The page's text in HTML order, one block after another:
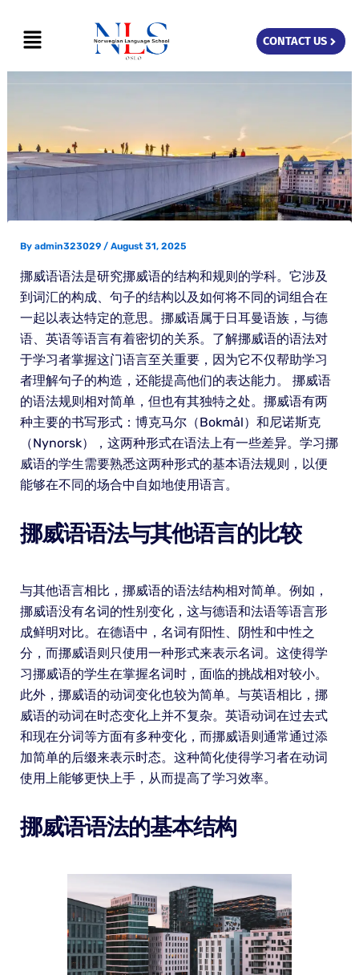
content
Menu CONTACT US
By admin323029 / August 31, 2025
挪威语语法是研究挪威语的结构和规则的学科。它涉及
到词汇的构成、句子的结构以及如何将不同的词组合在
一起以表达特定的意思。挪威语属于日耳曼语族，与德
语、英语等语言有着密切的关系。了解挪威语的语法对
于学习者掌握这门语言至关重要，因为它不仅帮助学习
者理解句子的构造，还能提高他们的表达能力。 挪威语
的语法规则相对简单，但也有其独特之处。挪威语有两
种主要的书写形式：博克马尔（Bokmål）和尼诺斯克
（Nynorsk），这两种形式在语法上有一些差异。学习挪
威语的学生需要熟悉这两种形式的基本语法规则，以便
能够在不同的场合中自如地使用语言。
挪威语语法与其他语言的比较
与其他语言相比，挪威语的语法结构相对简单。例如，
挪威语没有名词的性别变化，这与德语和法语等语言形
成鲜明对比。在德语中，名词有阳性、阴性和中性之
分，而挪威语则只使用一种形式来表示名词。这使得学
习挪威语的学生在掌握名词时，面临的挑战相对较小。
此外，挪威语的动词变化也较为简单。与英语相比，挪
威语的动词在时态变化上并不复杂。英语动词在过去式
和现在分词等方面有多种变化，而挪威语则通常通过添
加简单的后缀来表示时态。这种简化使得学习者在动词
使用上能够更快上手，从而提高了学习效率。
挪威语语法的基本结构